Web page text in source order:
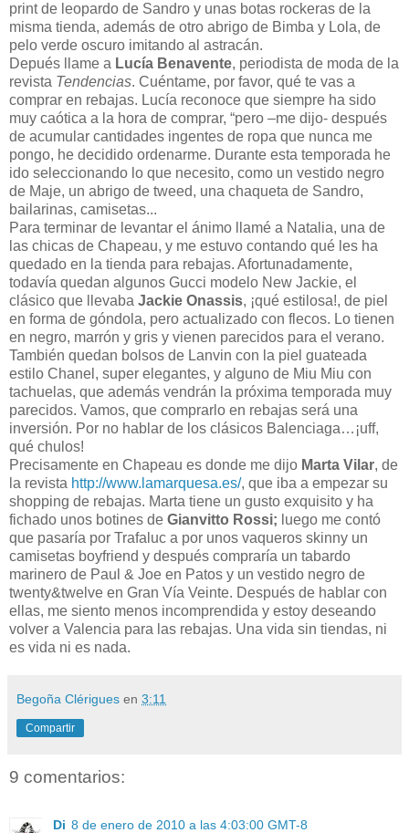
print de leopardo de Sandro y unas botas rockeras de la
misma tienda, además de otro abrigo de Bimba y Lola, de
pelo verde oscuro imitando al astracán.
Depués llame a Lucía Benavente, periodista de moda de la
revista Tendencias. Cuéntame, por favor, qué te vas a
comprar en rebajas. Lucía reconoce que siempre ha sido
muy caótica a la hora de comprar, “pero –me dijo- después
de acumular cantidades ingentes de ropa que nunca me
pongo, he decidido ordenarme. Durante esta temporada he
ido seleccionando lo que necesito, como un vestido negro
de Maje, un abrigo de tweed, una chaqueta de Sandro,
bailarinas, camisetas...
Para terminar de levantar el ánimo llamé a Natalia, una de
las chicas de Chapeau, y me estuvo contando qué les ha
quedado en la tienda para rebajas. Afortunadamente,
todavía quedan algunos Gucci modelo New Jackie, el
clásico que llevaba Jackie Onassis, ¡qué estilosa!, de piel
en forma de góndola, pero actualizado con flecos. Lo tienen
en negro, marrón y gris y vienen parecidos para el verano.
También quedan bolsos de Lanvin con la piel guateada
estilo Chanel, super elegantes, y alguno de Miu Miu con
tachuelas, que además vendrán la próxima temporada muy
parecidos. Vamos, que comprarlo en rebajas será una
inversión. Por no hablar de los clásicos Balenciaga…¡uff,
qué chulos!
Precisamente en Chapeau es donde me dijo Marta Vilar, de
la revista http://www.lamarquesa.es/, que iba a empezar su
shopping de rebajas. Marta tiene un gusto exquisito y ha
fichado unos botines de Gianvitto Rossi; luego me contó
que pasaría por Trafaluc a por unos vaqueros skinny un
camisetas boyfriend y después compraría un tabardo
marinero de Paul & Joe en Patos y un vestido negro de
twenty&twelve en Gran Vía Veinte. Después de hablar con
ellas, me siento menos incomprendida y estoy deseando
volver a Valencia para las rebajas. Una vida sin tiendas, ni
es vida ni es nada.
Begoña Clérigues en 3:11
Compartir
9 comentarios:
Di 8 de enero de 2010 a las 4:03:00 GMT-8